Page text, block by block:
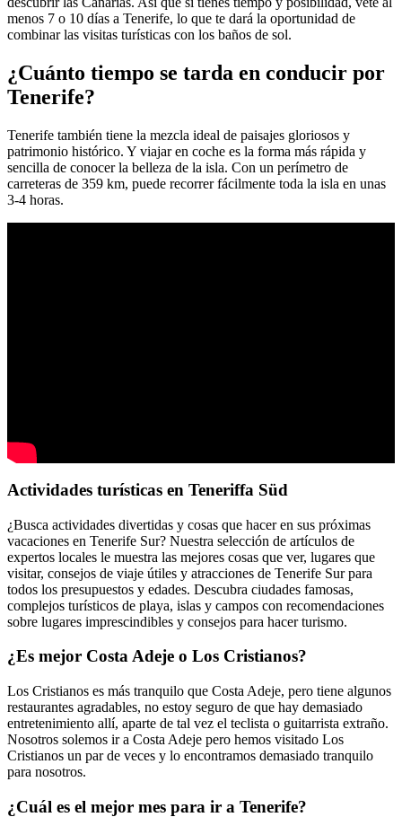
menos 7 o 10 días a Tenerife, lo que te dará la oportunidad de
combinar las visitas turísticas con los baños de sol.
¿Cuánto tiempo se tarda en conducir por
Tenerife?
Tenerife también tiene la mezcla ideal de paisajes gloriosos y
patrimonio histórico. Y viajar en coche es la forma más rápida y
sencilla de conocer la belleza de la isla. Con un perímetro de
carreteras de 359 km, puede recorrer fácilmente toda la isla en unas
3-4 horas.
Actividades turísticas en Teneriffa Süd
¿Busca actividades divertidas y cosas que hacer en sus próximas
vacaciones en Tenerife Sur? Nuestra selección de artículos de
expertos locales le muestra las mejores cosas que ver, lugares que
visitar, consejos de viaje útiles y atracciones de Tenerife Sur para
todos los presupuestos y edades. Descubra ciudades famosas,
complejos turísticos de playa, islas y campos con recomendaciones
sobre lugares imprescindibles y consejos para hacer turismo.
¿Es mejor Costa Adeje o Los Cristianos?
Los Cristianos es más tranquilo que Costa Adeje, pero tiene algunos
restaurantes agradables, no estoy seguro de que hay demasiado
entretenimiento allí, aparte de tal vez el teclista o guitarrista extraño.
Nosotros solemos ir a Costa Adeje pero hemos visitado Los
Cristianos un par de veces y lo encontramos demasiado tranquilo
para nosotros.
¿Cuál es el mejor mes para ir a Tenerife?